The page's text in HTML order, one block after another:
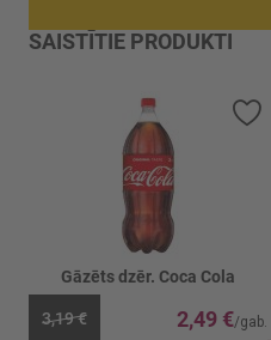
SAISTĪTIE PRODUKTI
Gāzēts dzēr. Coca Cola
3,19 € 2,49 €